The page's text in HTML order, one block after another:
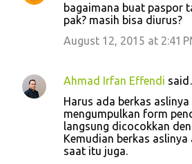
bagaimana buat paspor
pak? masih bisa diurus?
August 12, 2015 at 2:41
Ahmad Irfan Effendi
Harus ada berkas
mengumpulkan form
langsung dicocokkan
Kemudian berkas
saat itu juga.